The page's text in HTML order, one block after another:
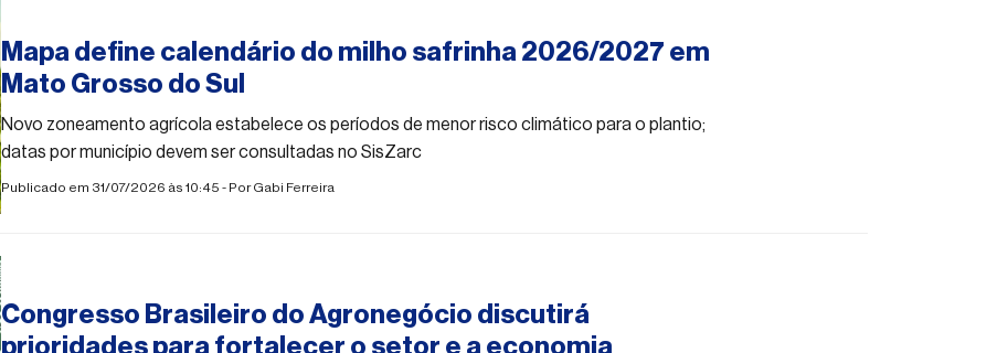
Mapa define calendário do milho safrinha 2026/2027 em
Mato Grosso do Sul
Novo zoneamento agrícola estabelece os períodos de menor risco climático para o plantio;
datas por município devem ser consultadas no SisZarc
Publicado em 31/07/2026 às 10:45 - PorGabi Ferreira
Congresso Brasileiro do Agronegócio discutirá
prioridades para fortalecer o setor e a economia